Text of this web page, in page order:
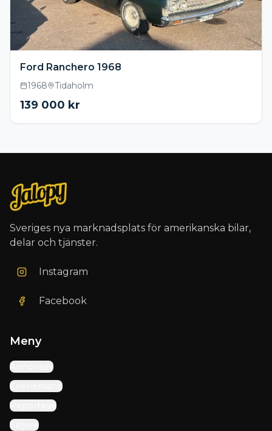
Ford Ranchero 1968
1968 Tidaholm
139 000 kr
Sveriges nya marknadsplats för amerikanska bilar,
delar och tjänster.
Instagram
Facebook
Meny
Annonser
Evenemang
Reportage
Säljare